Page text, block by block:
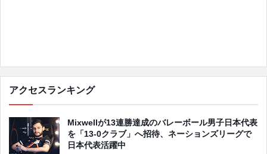
アクセスランキング
Mixwellが13連勝達成のバレーボール男子日本代表
を「13-0クラブ」へ招待、ネーションズリーグで
日本代表活躍中